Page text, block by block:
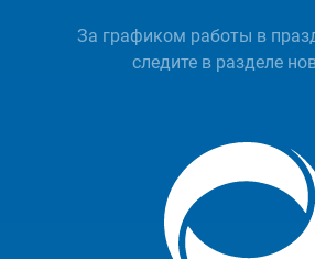
За графиком работы в
следите в разделе